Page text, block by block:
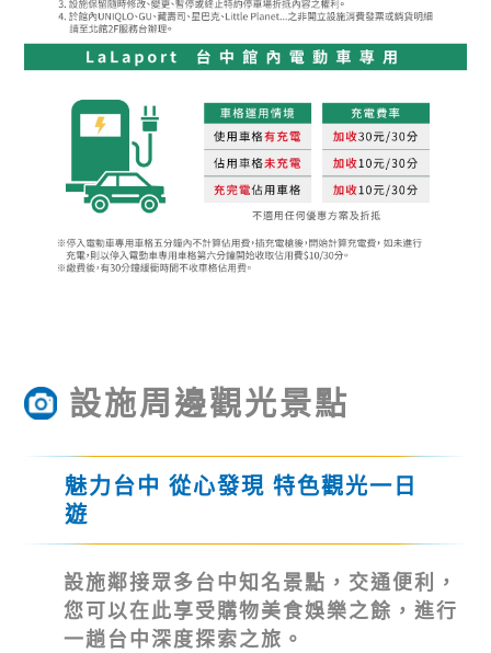
設施周邊觀光景點
魅力台中 從心發現 特色觀光一日
遊
設施鄰接眾多台中知名景點，交通便利，
您可以在此享受購物美食娛樂之餘，進行
一趟台中深度探索之旅。